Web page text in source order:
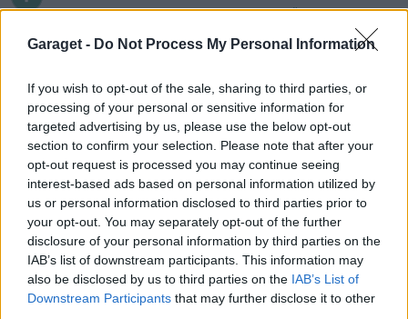
Garaget - Do Not Process My Personal Information
If you wish to opt-out of the sale, sharing to third parties, or
processing of your personal or sensitive information for
targeted advertising by us, please use the below opt-out
section to confirm your selection. Please note that after your
opt-out request is processed you may continue seeing
interest-based ads based on personal information utilized by
us or personal information disclosed to third parties prior to
your opt-out. You may separately opt-out of the further
disclosure of your personal information by third parties on the
IAB’s list of downstream participants. This information may
also be disclosed by us to third parties on the IAB’s List of
Downstream Participants that may further disclose it to other
Senaste inlägget avMossan1 tisdag 19:42iÖvriga fordon
Slipa och polera rinningar 4 svar
biltvätt
VW LT35 -04 2.5 TDI dör sporadiskt under
körning, startar direkt efter nyckelcykel.
Delar bytta utan resultat.
Senaste inlägget av Jesper328 tisdag 12:52 iGenerell
felsökning
Insignia 2018 - Tänkte byta
centerhögtalaren med blir lite
konfunderad över kopplingarna.
6 svar
Senaste inlägget avMammDiin måndag 23:11iBilljud och
multimedia